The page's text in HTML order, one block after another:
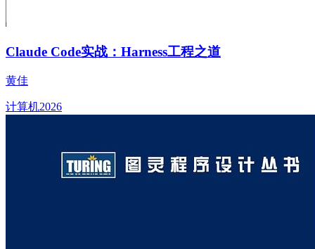
Claude Code实战：Harness工程之道
黄佳
计算机2026